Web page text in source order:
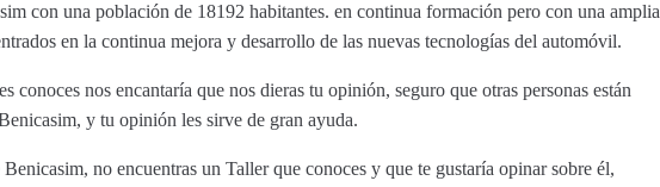
con una población de 18192 habitantes. en continua formación pero con una amplia
en la continua mejora y desarrollo de las nuevas tecnologías del automóvil.
conoces nos encantaría que nos dieras tu opinión, seguro que otras personas están
y tu opinión les sirve de gran ayuda.
no encuentras un Taller que conoces y que te gustaría opinar sobre él,